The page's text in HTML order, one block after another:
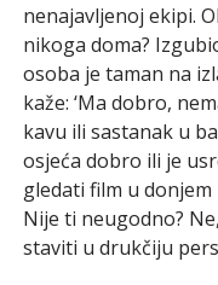
nenajavljenoj ekipi.
nikoga doma?
osoba je taman na
kaže: ‘Ma dobro,
kavu ili sastanak u
osjeća dobro ili je
gledati film u donjem
Nije ti neugodno?
staviti u drukčiju